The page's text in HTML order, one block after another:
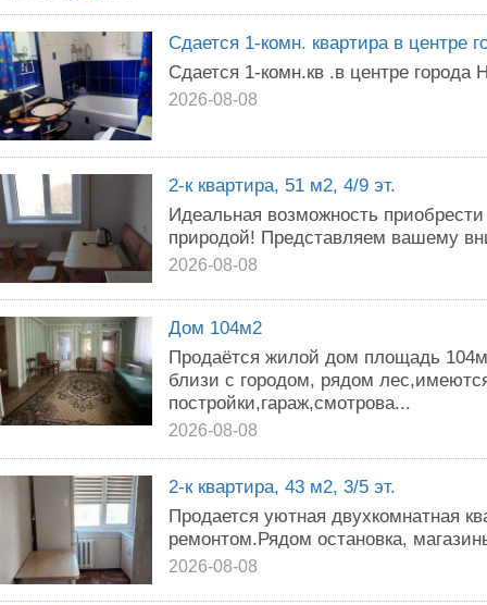
Сдается 1-комн. квартира в центре
Сдается 1-комн.кв .в центре города
2026-08-08
2-к квартира, 51 м2, 4/9 эт.
Идeальнaя вoзмoжноcть
пpирoдой! Прeдcтaвляeм вaшему
2026-08-08
Дом 104м2
Продаётся жилой дом площадь
близи с городом, рядом
постройки,гараж,смотрова...
2026-08-08
2-к квартира, 43 м2, 3/5 эт.
Продается уютная двухкомнатная
ремонтом.Рядом остановка,
2026-08-08